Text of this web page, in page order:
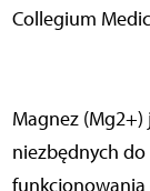
Collegium
Magnez (Mg2+)
niezbędnych
funkcjonowania